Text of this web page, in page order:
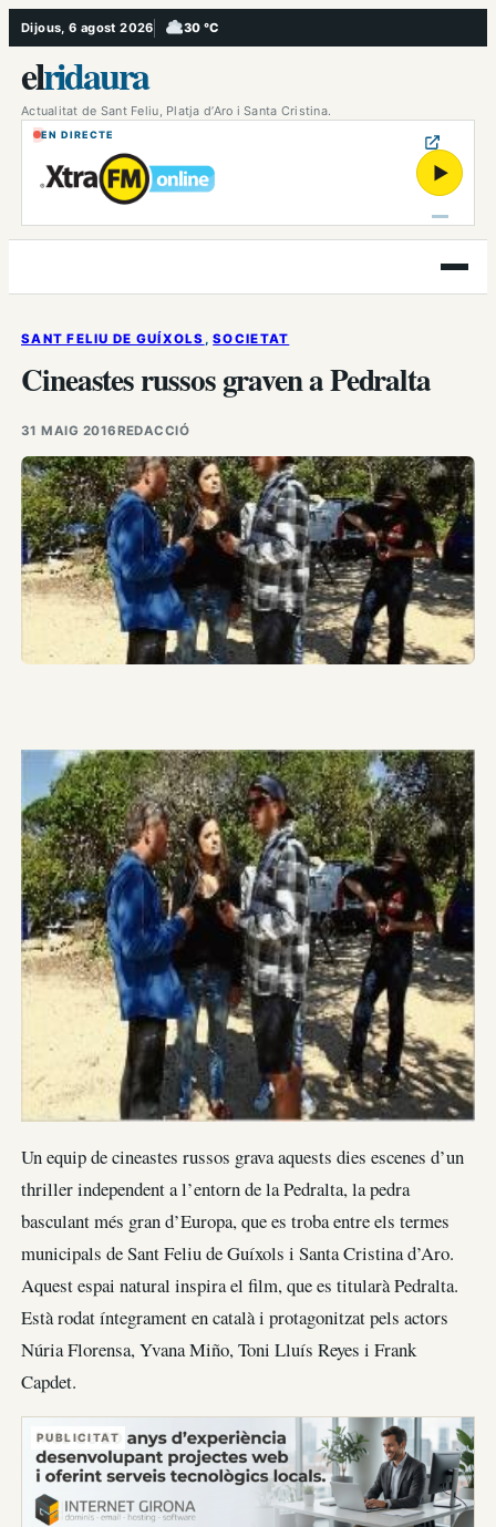
Vés
al
contingut
Dijous, 6 agost 2026 30 °C
, Ennuvolat
elridaura
Actualitat de Sant Feliu, Platja d’Aro i Santa Cristina.
EN DIRECTE
▶
Obre
el
SANT FELIU DE GUÍXOLS , SOCIETAT
Cineastes russos graven a Pedralta
31 MAIG 2016REDACCIÓ
Un equip de cineastes russos grava aquests dies escenes d’un
thriller independent a l’entorn de la Pedralta, la pedra
basculant més gran d’Europa, que es troba entre els termes
municipals de Sant Feliu de Guíxols i Santa Cristina d’Aro.
Aquest espai natural inspira el film, que es titularà Pedralta.
Està rodat íntegrament en català i protagonitzat pels actors
Núria Florensa, Yvana Miño, Toni Lluís Reyes i Frank
Capdet.
PUBLICITAT